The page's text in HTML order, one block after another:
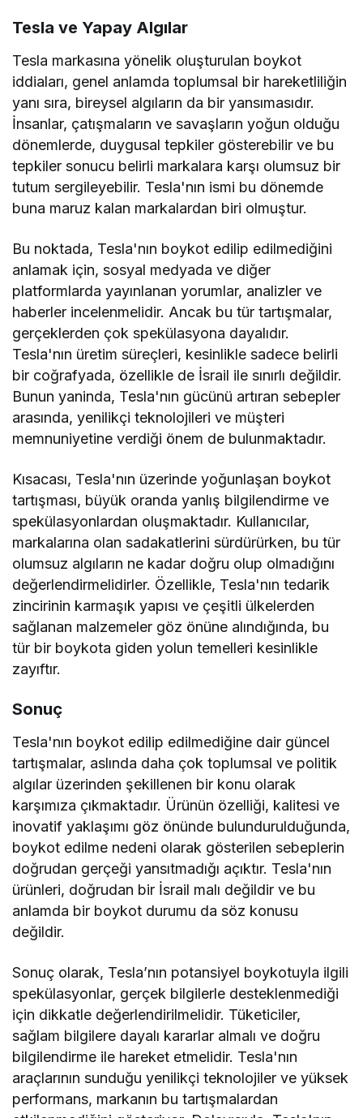
Tesla ve Yapay Algılar
Tesla markasına yönelik oluşturulan boykot
iddiaları, genel anlamda toplumsal bir hareketliliğin
yanı sıra, bireysel algıların da bir yansımasıdır.
İnsanlar, çatışmaların ve savaşların yoğun olduğu
dönemlerde, duygusal tepkiler gösterebilir ve bu
tepkiler sonucu belirli markalara karşı olumsuz bir
tutum sergileyebilir. Tesla'nın ismi bu dönemde
buna maruz kalan markalardan biri olmuştur.
Bu noktada, Tesla'nın boykot edilip edilmediğini
anlamak için, sosyal medyada ve diğer
platformlarda yayınlanan yorumlar, analizler ve
haberler incelenmelidir. Ancak bu tür tartışmalar,
gerçeklerden çok spekülasyona dayalıdır.
Tesla'nın üretim süreçleri, kesinlikle sadece belirli
bir coğrafyada, özellikle de İsrail ile sınırlı değildir.
Bunun yaninda, Tesla'nın gücünü artıran sebepler
arasında, yenilikçi teknolojileri ve müşteri
memnuniyetine verdiği önem de bulunmaktadır.
Kısacası, Tesla'nın üzerinde yoğunlaşan boykot
tartışması, büyük oranda yanlış bilgilendirme ve
spekülasyonlardan oluşmaktadır. Kullanıcılar,
markalarına olan sadakatlerini sürdürürken, bu tür
olumsuz algıların ne kadar doğru olup olmadığını
değerlendirmelidirler. Özellikle, Tesla'nın tedarik
zincirinin karmaşık yapısı ve çeşitli ülkelerden
sağlanan malzemeler göz önüne alındığında, bu
tür bir boykota giden yolun temelleri kesinlikle
zayıftır.
Sonuç
Tesla'nın boykot edilip edilmediğine dair güncel
tartışmalar, aslında daha çok toplumsal ve politik
algılar üzerinden şekillenen bir konu olarak
karşımıza çıkmaktadır. Ürünün özelliği, kalitesi ve
inovatif yaklaşımı göz önünde bulundurulduğunda,
boykot edilme nedeni olarak gösterilen sebeplerin
doğrudan gerçeği yansıtmadığı açıktır. Tesla'nın
ürünleri, doğrudan bir İsrail malı değildir ve bu
anlamda bir boykot durumu da söz konusu
değildir.
Sonuç olarak, Tesla’nın potansiyel boykotuyla ilgili
spekülasyonlar, gerçek bilgilerle desteklenmediği
için dikkatle değerlendirilmelidir. Tüketiciler,
sağlam bilgilere dayalı kararlar almalı ve doğru
bilgilendirme ile hareket etmelidir. Tesla'nın
araçlarının sunduğu yenilikçi teknolojiler ve yüksek
performans, markanın bu tartışmalardan